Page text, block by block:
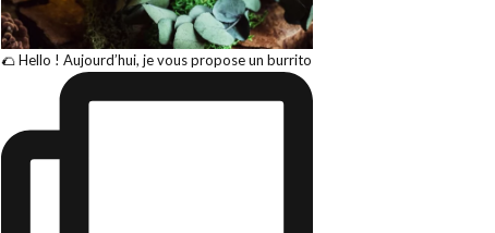
🌮 Hello ! Aujourd’hui, je vous propose un burrito